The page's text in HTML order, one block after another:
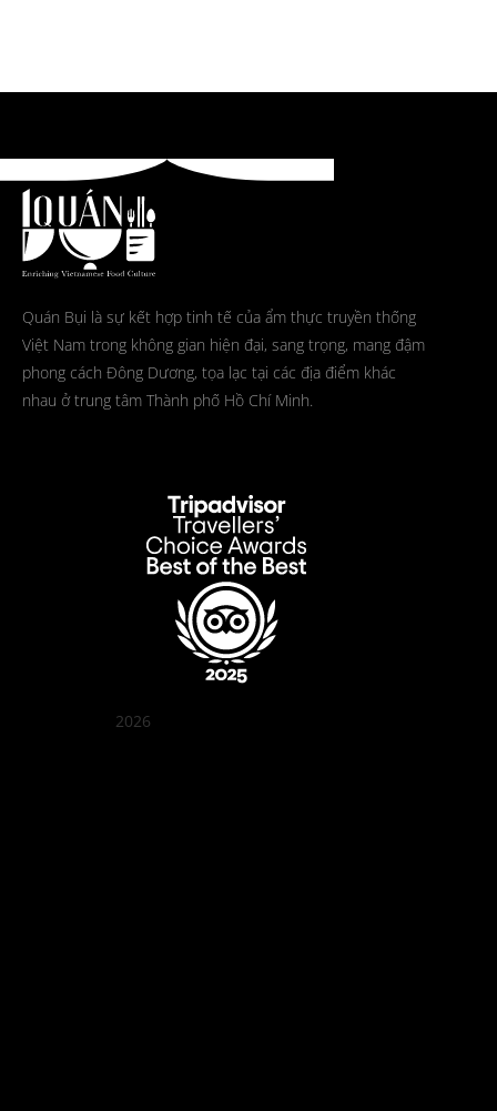
Quán Bụi là sự kết hợp tinh tế của ẩm thực truyền thống
Việt Nam trong không gian hiện đại, sang trọng, mang đậm
phong cách Đông Dương, tọa lạc tại các địa điểm khác
nhau ở trung tâm Thành phố Hồ Chí Minh.
2026